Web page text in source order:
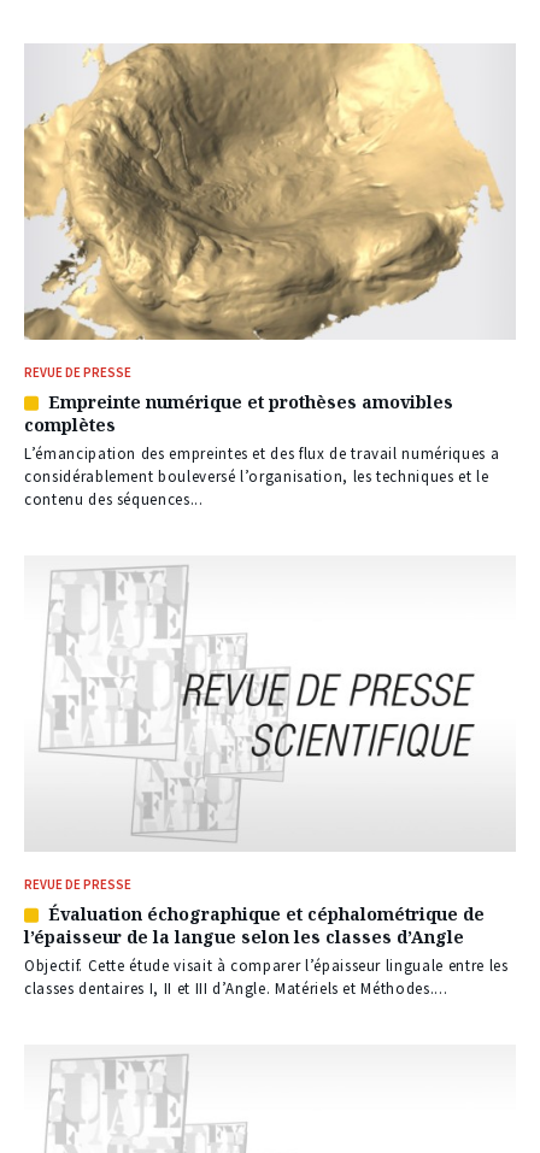
REVUE DE PRESSE
Article
réservé
à
nos
abonnés
Empreinte numérique et prothèses amovibles
complètes
L’émancipation des empreintes et des flux de travail numériques a
considérablement bouleversé l’organisation, les techniques et le
contenu des séquences...
REVUE DE PRESSE
Article
réservé
à
nos
Évaluation échographique et céphalométrique de
l’épaisseur de la langue selon les classes d’Angle
Objectif. Cette étude visait à comparer l’épaisseur linguale entre les
classes dentaires I, II et III d’Angle. Matériels et Méthodes....